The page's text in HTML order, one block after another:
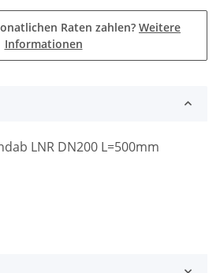
Raten zahlen? Weitere
Informationen
LNR DN200 L=500mm